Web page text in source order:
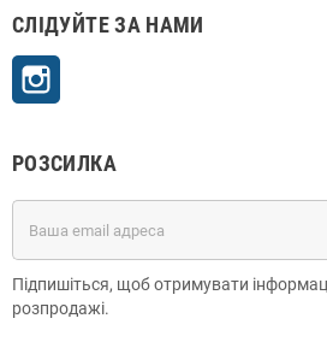
СЛІДУЙТЕ ЗА НАМИ
РОЗСИЛКА
Підпишіться, щоб отримувати
розпродажі.